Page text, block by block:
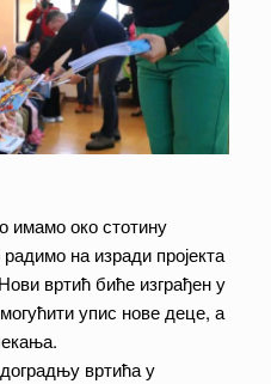
имамо око стотину
на изради пројекта
вртић биће изграђен у
упис нове деце, а
вртића у